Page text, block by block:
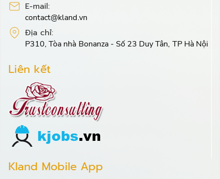
E-mail:
contact@kland.vn
Địa chỉ:
P310, Tòa nhà Bonanza - Số 23 Duy Tân, TP Hà Nội
Liên kết
Kland Mobile App